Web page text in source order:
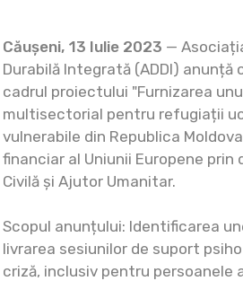
Căușeni, 13 Iulie 2023 —
Durabilă Integrată (ADDI) anunță
cadrul proiectului "Furnizarea
multisectorial pentru refugiații
vulnerabile din Republica
financiar al Uniunii Europene
Civilă și Ajutor Umanitar.
Scopul anunțului: Identificarea
livrarea sesiunilor de suport
criză, inclusiv pentru